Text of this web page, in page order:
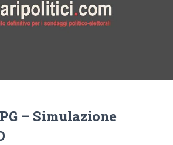
– Simulazione